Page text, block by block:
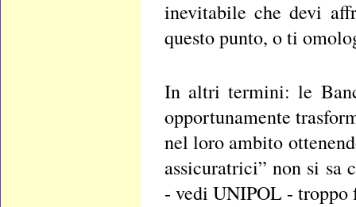
inevitabile che devi
questo punto, o ti
In altri termini: le
opportunamente
nel loro ambito
assicuratrici” non si sa
- vedi UNIPOL - troppo